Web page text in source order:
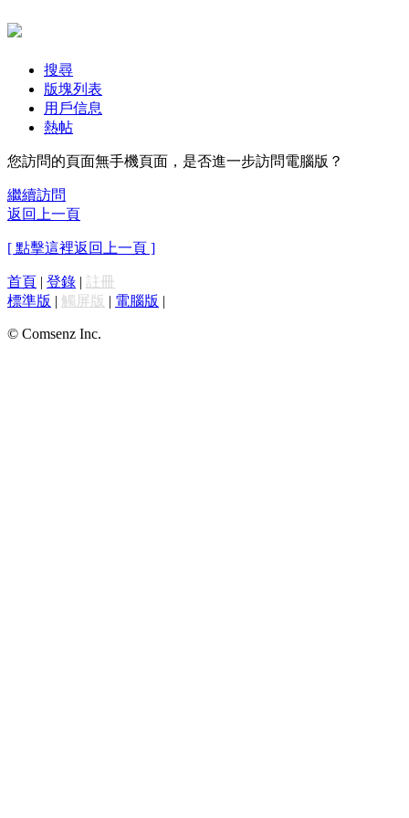
搜尋
版塊列表
用戶信息
熱帖
您訪問的頁面無手機頁面，是否進一步訪問電腦版？
繼續訪問
返回上一頁
[ 點擊這裡返回上一頁 ]
首頁 | 登錄 | 註冊
標準版 | 觸屏版 | 電腦版 |
© Comsenz Inc.